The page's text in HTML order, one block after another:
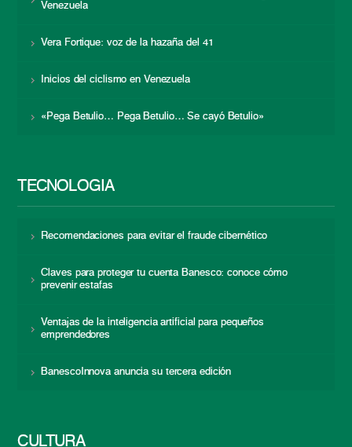
Venezuela
Vera Fortique: voz de la hazaña del 41
Inicios del ciclismo en Venezuela
«Pega Betulio… Pega Betulio… Se cayó Betulio»
TECNOLOGÍA
Recomendaciones para evitar el fraude cibernético
Claves para proteger tu cuenta Banesco: conoce cómo
prevenir estafas
Ventajas de la inteligencia artificial para pequeños
emprendedores
BanescoInnova anuncia su tercera edición
CULTURA